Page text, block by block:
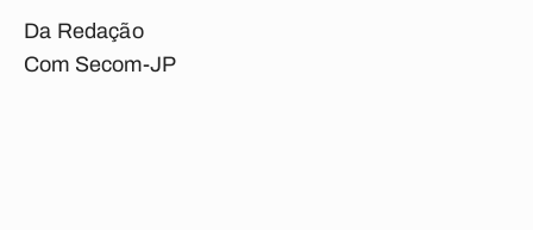
Da Redação
Com Secom-JP